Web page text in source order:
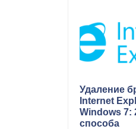
Удаление
Internet
Windows 7:
способа